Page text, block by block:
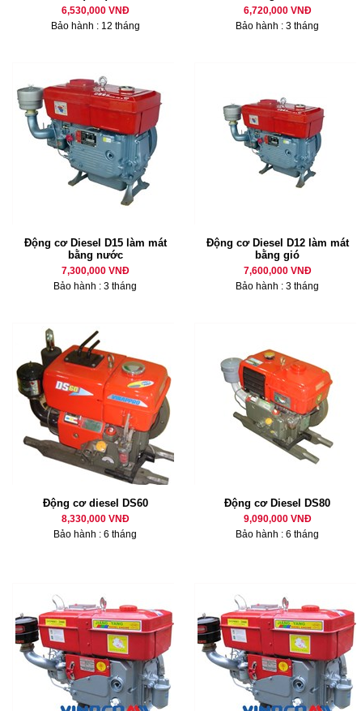
6,530,000 VNĐ
Bảo hành : 12 tháng
6,720,000 VNĐ
Bảo hành : 3 tháng
Động cơ Diesel D15 làm mát
bằng nước
7,300,000 VNĐ
Bảo hành : 3 tháng
Động cơ Diesel D12 làm mát
bằng gió
7,600,000 VNĐ
Bảo hành : 3 tháng
Động cơ diesel DS60
8,330,000 VNĐ
Bảo hành : 6 tháng
Động cơ Diesel DS80
9,090,000 VNĐ
Bảo hành : 6 tháng